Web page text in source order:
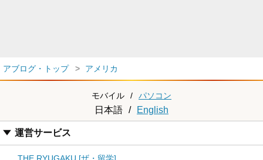
アブログ・トップ アメリカ
モバイル / パソコン
日本語 / English
運営サービス